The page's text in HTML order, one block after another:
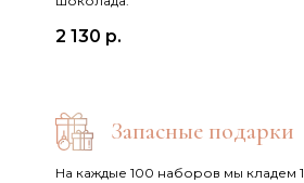
2 130 р.
Запасные подарки
На каждые 100 наборов мы кладем 1